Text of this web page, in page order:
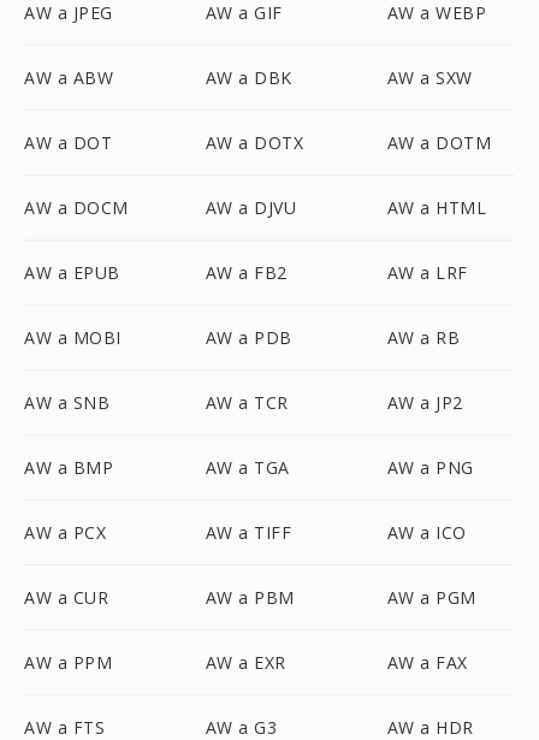
AW a JPEG AW a GIF AW a WEBP
AW a ABW AW a DBK AW a SXW
AW a DOT AW a DOTX AW a DOTM
AW a DOCM AW a DJVU AW a HTML
AW a EPUB AW a FB2 AW a LRF
AW a MOBI AW a PDB AW a RB
AW a SNB AW a TCR AW a JP2
AW a BMP AW a TGA AW a PNG
AW a PCX AW a TIFF AW a ICO
AW a CUR AW a PBM AW a PGM
AW a PPM AW a EXR AW a FAX
AW a FTS AW a G3 AW a HDR